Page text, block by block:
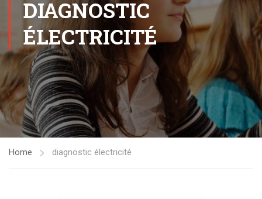
DIAGNOSTIC
ÉLECTRICITÉ
Home diagnostic électricité